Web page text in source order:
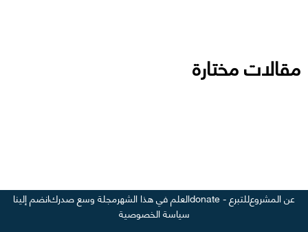
مقالات مختارة
عن المشروعللتبرع - donate العلم في هذا الشهرمجلة وسع صدركانضم إلينا
سياسة الخصوصية